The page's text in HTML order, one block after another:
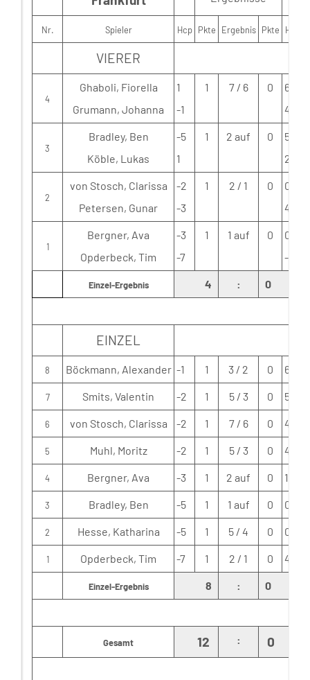
Nr. Spieler Hcp Pkte Ergebnis Pkte Hcp
VIERER
4
Ghaboli, Fiorella
Grumann, Johanna
1
-1
1 7 / 6 0
6
4
3
Bradley, Ben
Köble, Lukas
-5
1
1 2 auf 0
5
2
2
von Stosch, Clarissa
Petersen, Gunar
-2
-3
1 2 / 1 0
0
4
1
Bergner, Ava
Opderbeck, Tim
-3
-7
1 1 auf 0
0
-1
Einzel-Ergebnis 4 : 0
EINZEL
8 Böckmann, Alexander -1 1 3 / 2 0 6
7 Smits, Valentin -2 1 5 / 3 0 5
6 von Stosch, Clarissa -2 1 7 / 6 0 4
5 Muhl, Moritz -2 1 5 / 3 0 4
4 Bergner, Ava -3 1 2 auf 0 1
3 Bradley, Ben -5 1 1 auf 0 0
2 Hesse, Katharina -5 1 5 / 4 0 0
1 Opderbeck, Tim -7 1 2 / 1 0 4
Einzel-Ergebnis 8 : 0
Gesamt 12 : 0